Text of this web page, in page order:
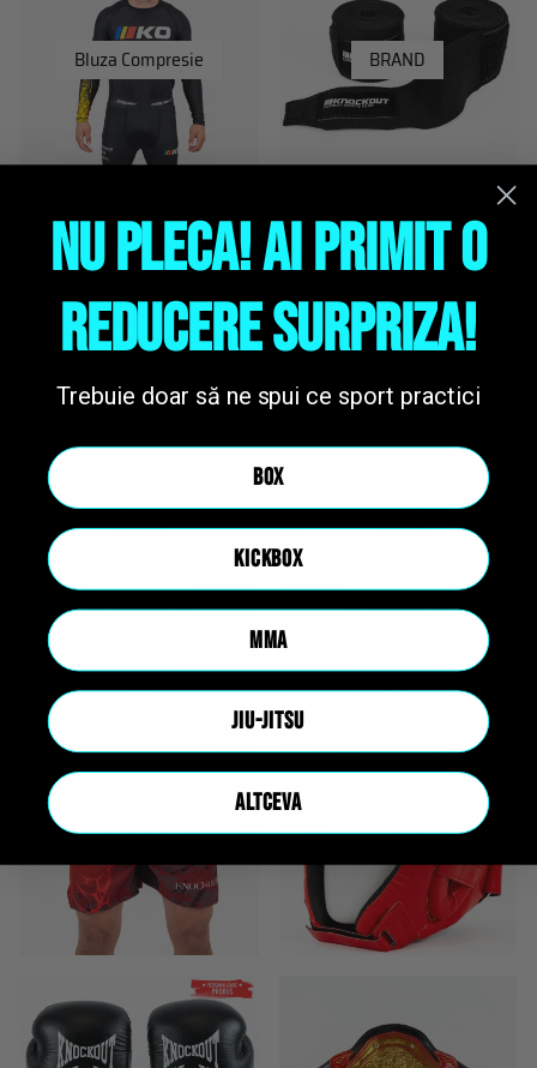
Bluza Compresie BRAND
Brelocuri Burtiere si Pieptare
Antrenor
Carphatian Nightmare Casti Protectie
NU PLECA! AI PRIMIT O
REDUCERE SURPRIZA!
Trebuie doar să ne spui ce sport practici
BOX
KICKBOX
MMA
JIU-JITSU
ALTCEVA